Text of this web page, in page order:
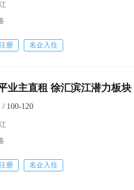
册 名企入住
业主直租 徐汇滨江潜力板
100-120
册 名企入住